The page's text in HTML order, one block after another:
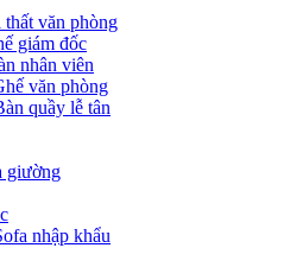
văn phòng
giám đốc
nhân viên
văn phòng
quầy lễ tân
giường
nhập khẩu